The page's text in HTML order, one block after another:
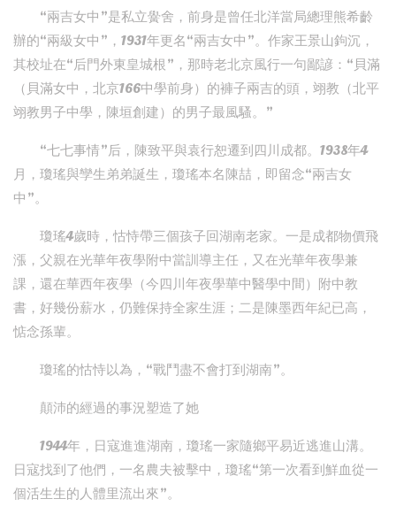
“兩吉女中”是私立黌舍，前身是曾任北洋當局總理熊希齡
辦的“兩級女中”，1931年更名“兩吉女中”。作家王景山鉤沉，
其校址在“后門外東皇城根”，那時老北京風行一句鄙諺：“貝滿
（貝滿女中，北京166中學前身）的褲子兩吉的頭，翊教（北平
翊教男子中學，陳垣創建）的男子最風騷。”
“七七事情”后，陳致平與袁行恕遷到四川成都。1938年4
月，瓊瑤與孿生弟弟誕生，瓊瑤本名陳喆，即留念“兩吉女
中”。
瓊瑤4歲時，怙恃帶三個孩子回湖南老家。一是成都物價飛
漲，父親在光華年夜學附中當訓導主任，又在光華年夜學兼
課，還在華西年夜學（今四川年夜學華中醫學中間）附中教
書，好幾份薪水，仍難保持全家生涯；二是陳墨西年紀已高，
惦念孫輩。
瓊瑤的怙恃以為，“戰鬥盡不會打到湖南”。
顛沛的經過的事況塑造了她
1944年，日寇進進湖南，瓊瑤一家隨鄉平易近逃進山溝。
日寇找到了他們，一名農夫被擊中，瓊瑤“第一次看到鮮血從一
個活生生的人體里流出來”。